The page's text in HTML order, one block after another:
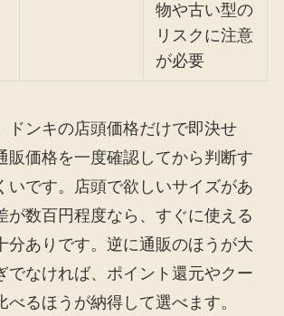
物や古い型の
リスクに注意
が必要
ドンキの店頭価格だけで即決せ
販価格を一度確認してから判断す
いです。店頭で欲しいサイズがあ
が数百円程度なら、すぐに使える
分ありです。逆に通販のほうが大
でなければ、ポイント還元やクー
べるほうが納得して選べます。